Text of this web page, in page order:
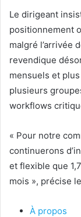
Le dirigeant
positionnement
malgré l’arrivée
revendique
mensuels et
plusieurs
workflows
« Pour notre
continuerons
et flexible que
mois », précise
À propos